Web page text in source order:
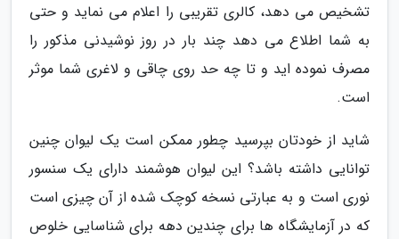
تشخیص می دهد، کالری تقریبی را اعلام می نماید و حتی
به شما اطلاع می دهد چند بار در روز نوشیدنی مذکور را
مصرف نموده اید و تا چه حد روی چاقی و لاغری شما موثر
است.
شاید از خودتان بپرسید چطور ممکن است یک لیوان چنین
توانایی داشته باشد؟ این لیوان هوشمند دارای یک سنسور
نوری است و به عبارتی نسخه کوچک شده از آن چیزی است
که در آزمایشگاه ها برای چندین دهه برای شناسایی خلوص